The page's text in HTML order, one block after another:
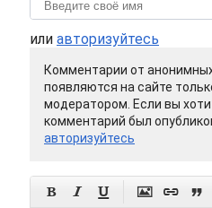
или авторизуйтесь
Комментарии от
появляются на сайте
модератором. Если вы
комментарий был
авторизуйтесь
     